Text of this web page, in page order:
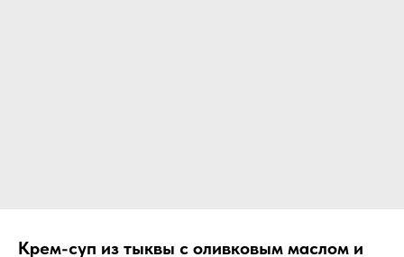
Крем-суп из тыквы с оливковым маслом и